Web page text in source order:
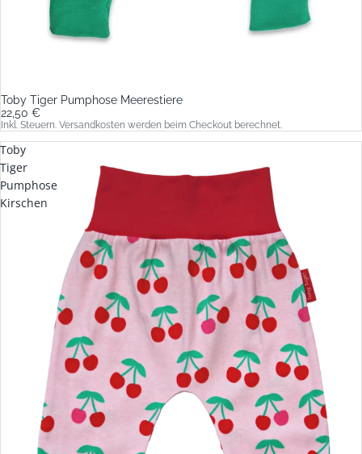
Toby Tiger Pumphose Meerestiere
22,50 €
Inkl. Steuern. Versandkosten werden beim Checkout berechnet.
Toby
Tiger
Pumphose
Kirschen